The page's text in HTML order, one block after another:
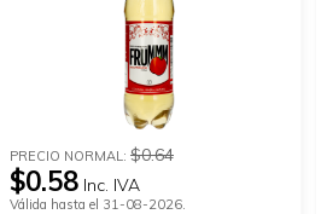
PRECIO NORMAL: $0.64
$0.58 Inc. IVA
Válida hasta el 31-08-2026.